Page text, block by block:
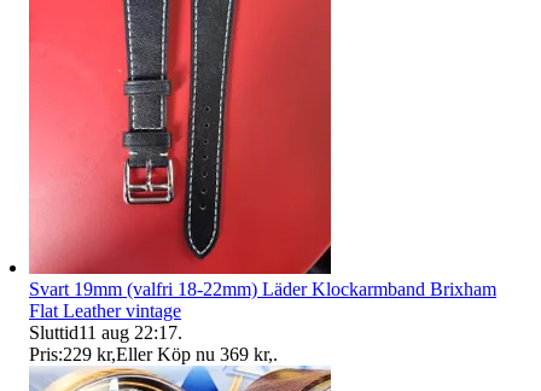
Svart 19mm (valfri 18-22mm) Läder Klockarmband Brixham
Flat Leather vintage
Sluttid11 aug 22:17.
Pris:229 kr,Eller Köp nu 369 kr,.